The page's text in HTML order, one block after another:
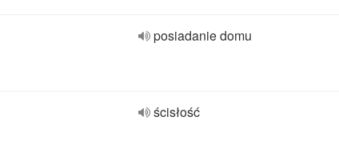
posiadanie domu
ścisłość